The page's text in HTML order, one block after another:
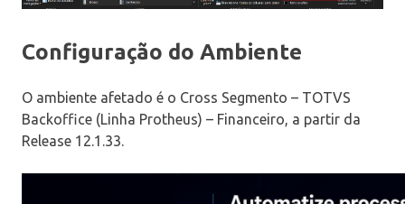
Configuração do Ambiente
O ambiente afetado é o Cross Segmento – TOTVS
Backoffice (Linha Protheus) – Financeiro, a partir da
Release 12.1.33.